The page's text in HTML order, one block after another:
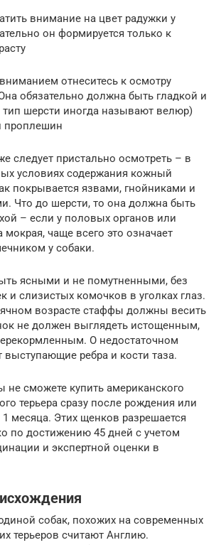
внимание на цвет радужки у
он формируется только к
отнеситесь к осмотру
обязательно должна быть гладкой и
тип шерсти иногда называют велюр)
проплешин
следует пристально осмотреть – в
условиях содержания кожный
покрывается язвами, гнойниками и
Что до шерсти, то она должна быть
– если у половых органов или
мокрая, чаще всего это означает
у собаки.
ясными и не помутненными, без
и слизистых комочков в уголках глаз.
возрасте стаффы должны весить
не должен выглядеть истощенным,
О недостаточном
выступающие ребра и кости таза.
сможете купить американского
терьера сразу после рождения или
месяца. Этих щенков разрешается
по достижению 45 дней с учетом
и экспертной оценки в
собак, похожих на современных
терьеров считают Англию.